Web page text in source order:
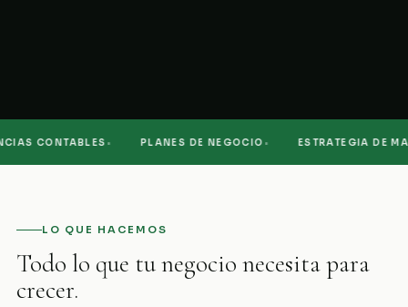
CONTABLES· PLANES DE NEGOCIO· ESTRATEGIA DE
LO QUE HACEMOS
Todo lo que tu negocio necesita para
crecer.